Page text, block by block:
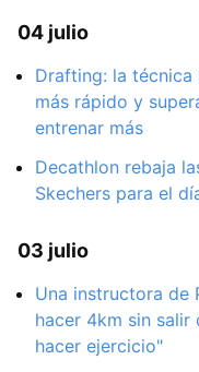
04 julio
Drafting: la
más rápido y
entrenar más
Decathlon rebaja
Skechers para el
03 julio
Una instructora de
hacer 4km sin salir
hacer ejercicio"